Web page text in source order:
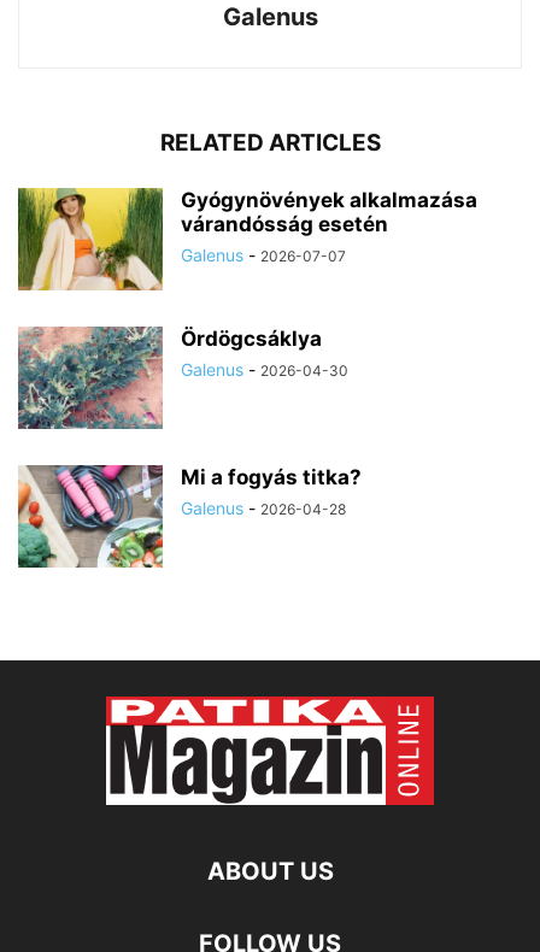
Galenus
RELATED ARTICLES
Gyógynövények alkalmazása
várandósság esetén
Galenus - 2026-07-07
Ördögcsáklya
Galenus - 2026-04-30
Mi a fogyás titka?
Galenus - 2026-04-28
ABOUT US
FOLLOW US